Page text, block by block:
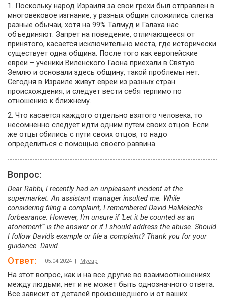
1. Поскольку народ Израиля за свои грехи был отправлен в
многовековое изгнание, у разных общин сложились слегка
разные обычаи, хотя на 99% Талмуд и Галаха нас
объединяют. Запрет на поведение, отличающееся от
принятого, касается исключительно места, где исторически
существует одна община. После того как европейские
евреи – ученики Виленского Гаона приехали в Святую
Землю и основали здесь общину, такой проблемы нет.
Сегодня в Израиле живут евреи из разных стран
происхождения, и следует вести себя терпимо по
отношению к ближнему.
2. Что касается каждого отдельно взятого человека, то
несомненно следует идти одним путем своих отцов. Если
же отцы сбились с пути своих отцов, то надо
определиться с помощью своего раввина.
Вопрос:
Dear Rabbi, I recently had an unpleasant incident at the
supermarket. An assistant manager insulted me. While
considering filing a complaint, I remembered David HaMelech's
forbearance. However, I'm unsure if 'Let it be counted as an
atonement"' is the answer or if I should address the abuse. Should
I follow David's example or file a complaint? Thank you for your
guidance. David.
Ответ: 05.04.2024 | Мусар
На этот вопрос, как и на все другие во взаимоотношениях
между людьми, нет и не может быть однозначного ответа.
Все зависит от деталей произошедшего и от ваших